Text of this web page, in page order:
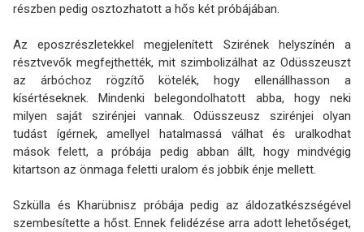
részben pedig osztozhatott a hős két próbájában.
Az eposzrészletekkel megjelenített Szirének helyszínén a
résztvevők megfejthették, mit szimbolizálhat az Odüsszeuszt
az árbóchoz rögzítő kötelék, hogy ellenállhasson a
kísértéseknek. Mindenki belegondolhatott abba, hogy neki
milyen saját szirénjei vannak. Odüsszeusz szirénjei olyan
tudást ígérnek, amellyel hatalmassá válhat és uralkodhat
mások felett, a próbája pedig abban állt, hogy mindvégig
kitartson az önmaga feletti uralom és jobbik énje mellett.
Szkülla és Kharübnisz próbája pedig az áldozatkészségével
szembesítette a hőst. Ennek felidézése arra adott lehetőséget,